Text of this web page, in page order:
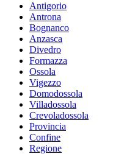
Antigorio
Antrona
Bognanco
Anzasca
Divedro
Formazza
Ossola
Vigezzo
Domodossola
Villadossola
Crevoladossola
Provincia
Confine
Regione